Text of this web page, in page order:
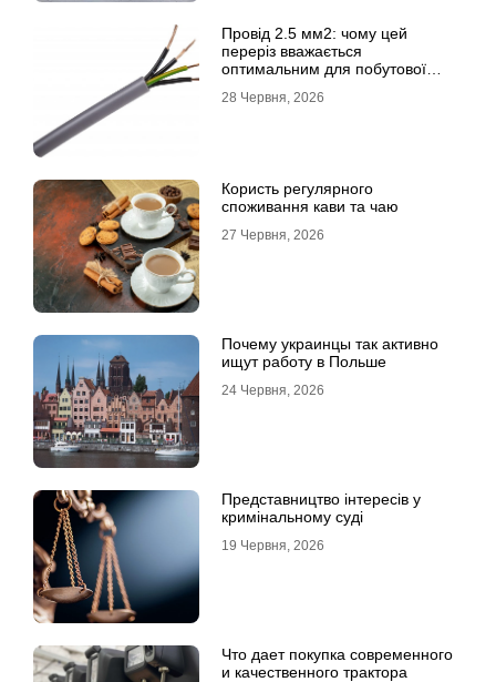
Провід 2.5 мм2: чому цей
переріз вважається
оптимальним для побутової
28 Червня, 2026
Користь регулярного
споживання кави та чаю
27 Червня, 2026
Почему украинцы так активно
ищут работу в Польше
24 Червня, 2026
Представництво інтересів у
кримінальному суді
19 Червня, 2026
Что дает покупка современного
и качественного трактора